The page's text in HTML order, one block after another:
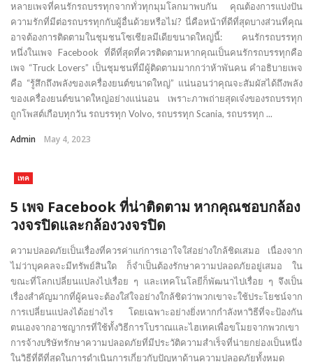
หลายเพจที่คนรักรถบรรทุกจากทั่วทุกมุมโลกมาพบกัน คุณต้องการแบ่งปัน
ความรักที่มีต่อรถบรรทุกกับผู้อื่นด้วยหรือไม่? นี่คือหน้าที่ดีที่สุดบางส่วนที่คุณ
อาจต้องการติดตามในชุมชนโซเชียลมีเดียขนาดใหญ่นี้: คนรักรถบรรทุก
หนึ่งในเพจ Facebook ที่ดีที่สุดที่ควรติดตามหากคุณเป็นคนรักรถบรรทุกคือ
เพจ “Truck Lovers” เป็นชุมชนที่มีผู้ติดตามมากกว่าห้าพันคน คำอธิบายเพจ
คือ “รู้สึกถึงพลังของเครื่องยนต์ขนาดใหญ่” แน่นอนว่าคุณจะสัมผัสได้ถึงพลัง
ของเครื่องยนต์ขนาดใหญ่อย่างแน่นอน เพราะภาพถ่ายสุดเจ๋งของรถบรรทุก
ถูกโพสต์เกือบทุกวัน รถบรรทุก Volvo, รถบรรทุก Scania, รถบรรทุก ...
Admin May 4, 2023
เทค
5 เพจ Facebook ที่น่าติดตาม หากคุณชอบกล้อง
วงจรปิดและกล้องวงจรปิด
ความปลอดภัยเป็นเรื่องที่ควรค่าแก่การเอาใจใส่อย่างใกล้ชิดเสมอ เนื่องจาก
ไม่ว่าบุคคลจะมีทรัพย์สินใด ก็จำเป็นต้องรักษาความปลอดภัยอยู่เสมอ ใน
ขณะที่โลกเปลี่ยนแปลงไปเรื่อย ๆ และเทคโนโลยีก็พัฒนาไปเรื่อย ๆ จึงเป็น
เรื่องสำคัญมากที่ผู้คนจะต้องใส่ใจอย่างใกล้ชิดว่าพวกเขาจะใช้ประโยชน์จาก
การเปลี่ยนแปลงได้อย่างไร โดยเฉพาะอย่างยิ่งหากกำลังหาวิธีที่จะป้องกัน
ตนเองจากอาชญากรที่ใช้ทั้งวิธีการโบราณและไฮเทคเพื่อขโมยจากพวกเขา
การจ้างบริษัทรักษาความปลอดภัยที่มีประวัติความสำเร็จที่น่ายกย่องเป็นหนึ่ง
ในวิธีที่ดีที่สุดในการดำเนินการเกี่ยวกับปัญหาด้านความปลอดภัยทั้งหมด